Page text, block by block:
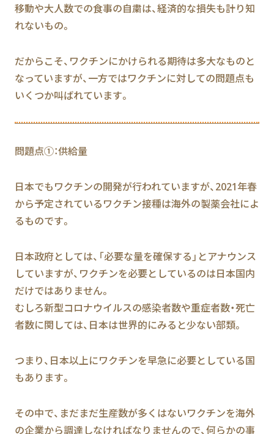
移動や大人数での食事の自粛は、経済的な損失も計り知
れないもの。
だからこそ、ワクチンにかけられる期待は多大なものと
なっていますが、一方ではワクチンに対しての問題点も
いくつか叫ばれています。
問題点①：供給量
日本でもワクチンの開発が行われていますが、2021年春
から予定されているワクチン接種は海外の製薬会社によ
るものです。
日本政府としては、「必要な量を確保する」とアナウンス
していますが、ワクチンを必要としているのは日本国内
だけではありません。
むしろ新型コロナウイルスの感染者数や重症者数・死亡
者数に関しては、日本は世界的にみると少ない部類。
つまり、日本以上にワクチンを早急に必要としている国
もあります。
その中で、まだまだ生産数が多くはないワクチンを海外
の企業から調達しなければなりませんので、何らかの事